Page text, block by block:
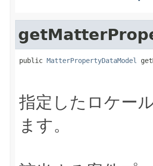
public MatterPropertyDataModel
指定したロケー
ます。